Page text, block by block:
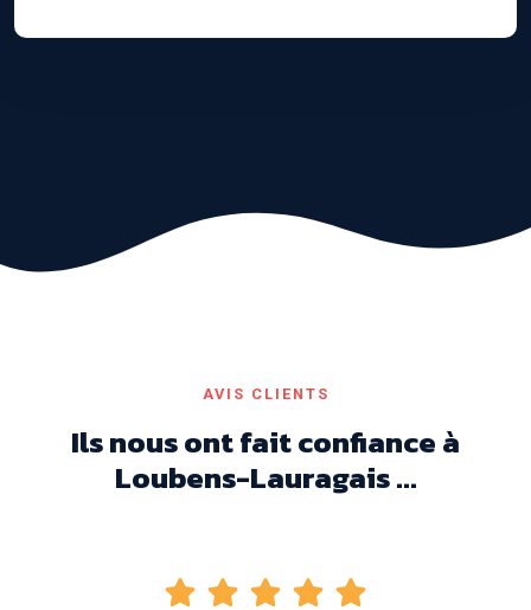
AVIS CLIENTS
Ils nous ont fait confiance à
Loubens-Lauragais ...